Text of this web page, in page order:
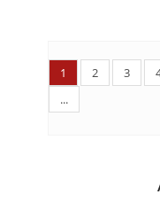
1 2 3
...